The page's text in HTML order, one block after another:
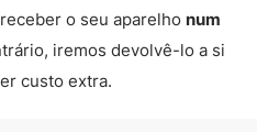
o seu aparelho num
iremos devolvê-lo a si
custo extra.